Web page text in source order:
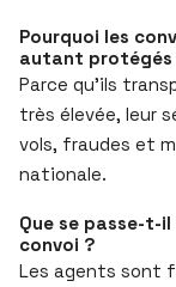
Pourquoi les
autant protégés
Parce qu’ils
très élevée, leur
vols, fraudes et
nationale.
Que se passe-t-
convoi ?
Les agents sont